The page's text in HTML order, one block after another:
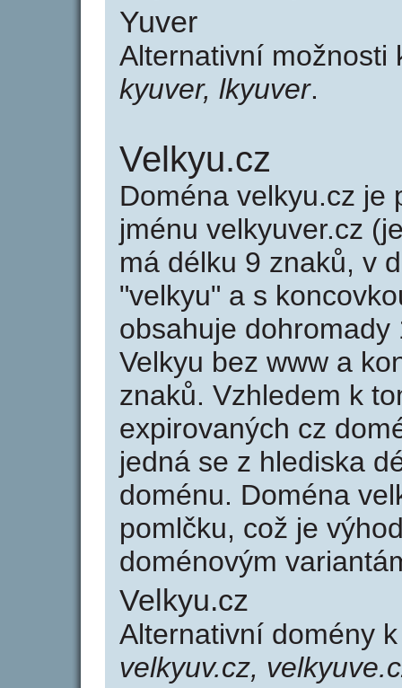
Yuver
Alternativní
kyuver, lkyuver.
Velkyu.cz
Doména velkyu.cz je
jménu velkyuver.cz
má délku 9 znaků, v
"velkyu" a s
obsahuje
Velkyu bez www a
znaků. Vzhledem k
expirovaných cz
jedná se z hlediska
doménu. Doména
pomlčku, což je
doménovým
Velkyu.cz
Alternativní domény
velkyuv.cz,